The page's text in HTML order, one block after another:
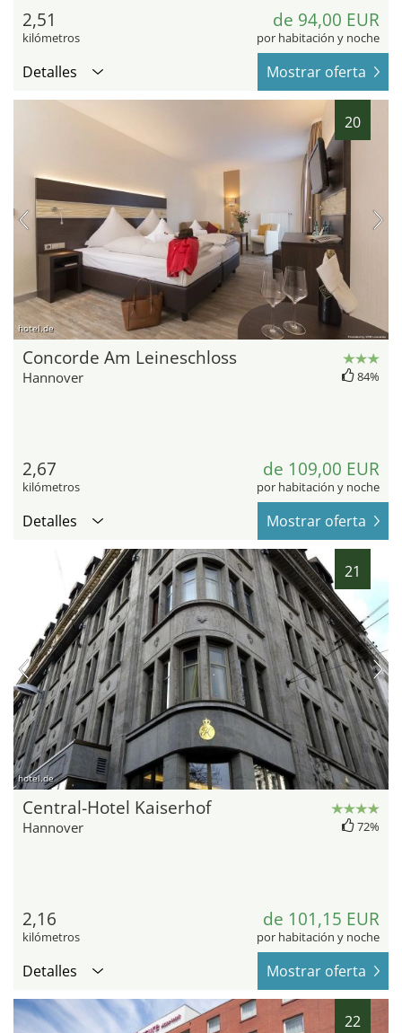
2,51
kilómetros
de 94,00 EUR
por habitación y noche
Detalles Mostrar oferta
20
hotel.de
Concorde Am Leineschloss
Hannover 84%
2,67
kilómetros
de 109,00 EUR
por habitación y noche
Detalles Mostrar oferta
21
hotel.de
Central-Hotel Kaiserhof
Hannover 72%
2,16
kilómetros
de 101,15 EUR
por habitación y noche
Detalles Mostrar oferta
22